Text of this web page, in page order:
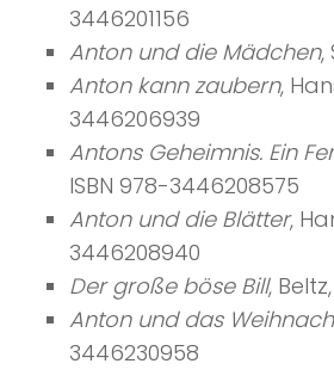
3446201156
Anton und die Mädchen,
Anton kann zaubern,
3446206939
Antons Geheimnis. Ein
ISBN 978-3446208575
Anton und die Blätter,
3446208940
Der große böse Bill,
Anton und das
3446230958